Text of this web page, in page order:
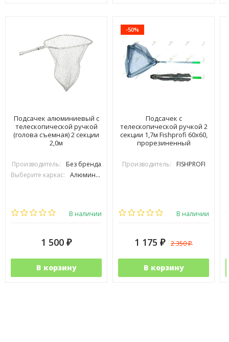
Подсачек алюминиевый с
телескопической ручкой
(голова съемная) 2 секции
2,0м
Производитель:
Без бренда
Выберите каркас:
Алюминиевый
В наличии
1 500 ₽
В корзину
-50%
Подсачек с
телескопической ручкой 2
секции 1,7м Fishprofi 60х60,
прорезиненный
Производитель: FISHPROFI
В наличии
1 175 ₽ 2 350₽
В корзину